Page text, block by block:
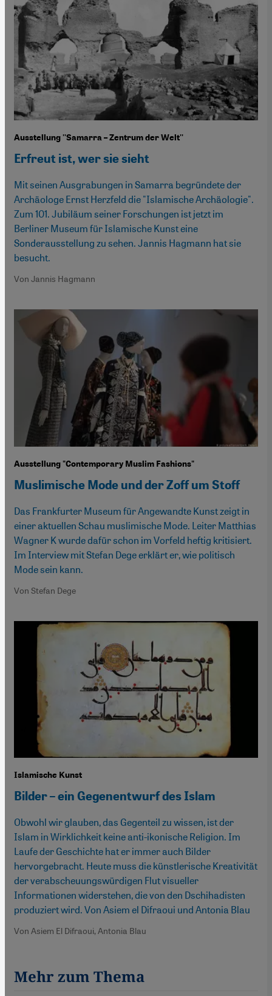
Ausstellung ''Samarra – Zentrum der Welt''
Erfreut ist, wer sie sieht
Mit seinen Ausgrabungen in Samarra begründete der
Archäologe Ernst Herzfeld die "Islamische Archäologie".
Zum 101. Jubiläum seiner Forschungen ist jetzt im
Berliner Museum für Islamische Kunst eine
Sonderausstellung zu sehen. Jannis Hagmann hat sie
besucht.
Von Jannis Hagmann
Ausstellung "Contemporary Muslim Fashions"
Muslimische Mode und der Zoff um Stoff
Das Frankfurter Museum für Angewandte Kunst zeigt in
einer aktuellen Schau muslimische Mode. Leiter Matthias
Wagner K wurde dafür schon im Vorfeld heftig kritisiert.
Im Interview mit Stefan Dege erklärt er, wie politisch
Mode sein kann.
Von Stefan Dege
Islamische Kunst
Bilder – ein Gegenentwurf des Islam
Obwohl wir glauben, das Gegenteil zu wissen, ist der
Islam in Wirklichkeit keine anti-ikonische Religion. Im
Laufe der Geschichte hat er immer auch Bilder
hervorgebracht. Heute muss die künstlerische Kreativität
der verabscheuungswürdigen Flut visueller
Informationen widerstehen, die von den Dschihadisten
produziert wird. Von Asiem el Difraoui und Antonia Blau
Von Asiem El Difraoui, Antonia Blau
Mehr zum Thema